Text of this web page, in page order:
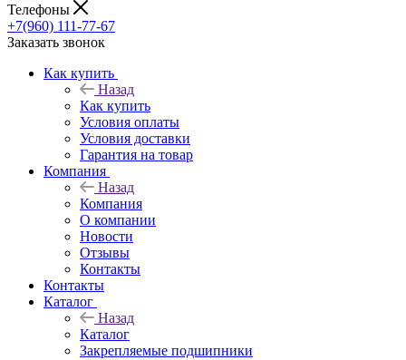
Телефоны
+7(960) 111-77-67
Заказать звонок
Как купить
Назад
Как купить
Условия оплаты
Условия доставки
Гарантия на товар
Компания
Назад
Компания
О компании
Новости
Отзывы
Контакты
Контакты
Каталог
Назад
Каталог
Закрепляемые подшипники